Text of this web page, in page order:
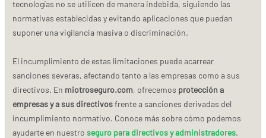
tecnologías no se utilicen de manera indebida, siguiendo las
normativas establecidas y evitando aplicaciones que puedan
suponer una vigilancia masiva o discriminación.
El incumplimiento de estas limitaciones puede acarrear
sanciones severas, afectando tanto a las empresas como a sus
directivos. En miotroseguro.com, ofrecemos protección a
empresas y a sus directivosfrente a sanciones derivadas del
incumplimiento normativo. Conoce más sobre cómo podemos
ayudarte en nuestro seguro para directivos y administradores.